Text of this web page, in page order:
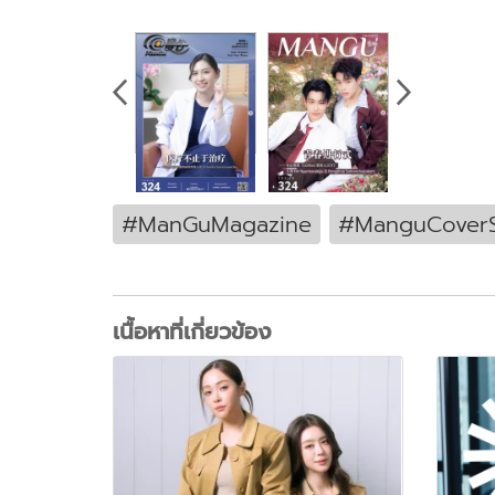
#ManGuMagazine
เนื้อหาที่เกี่ยวข้อง